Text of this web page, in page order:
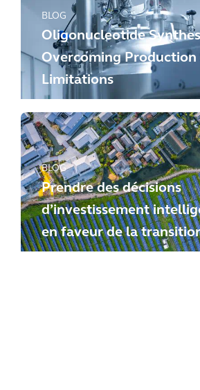
BLOG
Oligonucleotide
Overcoming Production
Limitations
BLOG
Prendre des décisions
d’investissement
en faveur de la